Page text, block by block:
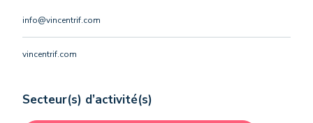
info@vincentrif.com
vincentrif.com
Secteur(s) d’activité(s)